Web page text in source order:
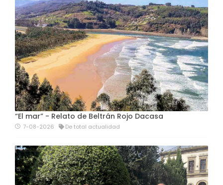
“El mar” - Relato de Beltrán Rojo Dacasa
7-08-2026 De total actualidad